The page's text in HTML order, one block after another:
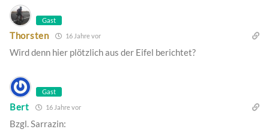
Gast
Thorsten 16 Jahre vor
Wird denn hier plötzlich aus der Eifel berichtet?
Gast
Bert 16 Jahre vor
Bzgl. Sarrazin: